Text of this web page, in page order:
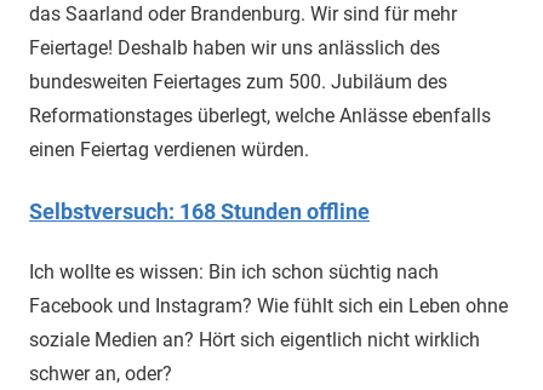
das Saarland oder Brandenburg. Wir sind für mehr
Feiertage! Deshalb haben wir uns anlässlich des
bundesweiten Feiertages zum 500. Jubiläum des
Reformationstages überlegt, welche Anlässe ebenfalls
einen Feiertag verdienen würden.
Selbstversuch: 168 Stunden offline
Ich wollte es wissen: Bin ich schon süchtig nach
Facebook und Instagram? Wie fühlt sich ein Leben ohne
soziale Medien an? Hört sich eigentlich nicht wirklich
schwer an, oder?